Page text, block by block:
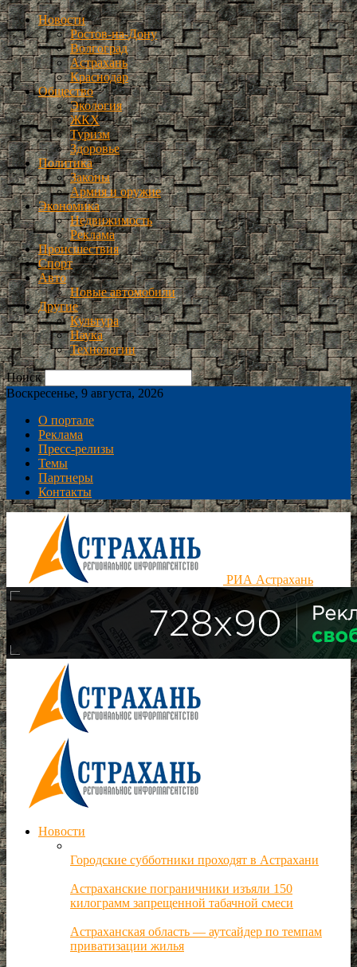
Новости
Ростов-на-Дону
Волгоград
Астрахань
Краснодар
Общество
Экология
ЖКХ
Туризм
Здоровье
Политика
Законы
Армия и оружие
Экономика
Недвижимость
Реклама
Происшествия
Спорт
Авто
Новые автомобили
Другие
Культура
Наука
Технологии
Поиск
Воскресенье, 9 августа, 2026
О портале
Реклама
Пресс-релизы
Темы
Партнеры
Контакты
РИА Астрахань
Новости
Городские субботники проходят в Астрахани
Астраханские пограничники изъяли 150
килограмм запрещенной табачной смеси
Астраханская область — аутсайдер по темпам
приватизации жилья